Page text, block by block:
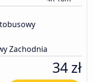
Zachodnia
34 zł